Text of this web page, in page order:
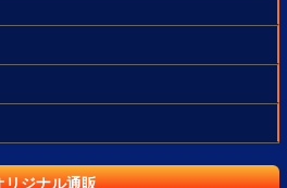
リジナル通販